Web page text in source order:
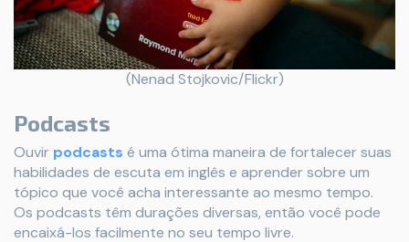
(Nenad Stojkovic/Flickr)
Podcasts
Ouvir podcasts é uma ótima maneira de fortalecer suas
habilidades de escuta em inglês e aprender sobre um
tópico que você acha interessante ao mesmo tempo.
Os podcasts têm durações diversas, então você pode
encaixá-los facilmente no seu tempo livre.